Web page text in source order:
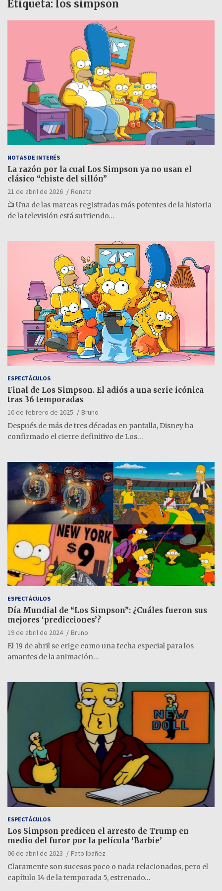
Etiqueta: los simpson
NOTAS DE INTERÉS
La razón por la cual Los Simpson ya no usan el
clásico “chiste del sillón”
21 de abril de 2026
Renata
📺 Una de las marcas registradas más potentes de la historia
de la televisión está sufriendo…
ESPECTÁCULOS
Final de Los Simpson. El adiós a una serie icónica
tras 36 temporadas
10 de febrero de 2025
Bruno
Después de más de tres décadas en pantalla, Disney ha
confirmado el cierre definitivo de Los…
ESPECTÁCULOS
Día Mundial de “Los Simpson”: ¿Cuáles fueron sus
mejores ‘predicciones’?
19 de abril de 2024
Bruno
El 19 de abril se erige como una fecha especial para los
amantes de la animación…
ESPECTÁCULOS
Los Simpson predicen el arresto de Trump en
medio del furor por la película ‘Barbie’
06 de abril de 2023
Pato Ibañez
Claramente son sucesos poco o nada relacionados, pero el
capítulo 14 de la temporada 5, estrenado…